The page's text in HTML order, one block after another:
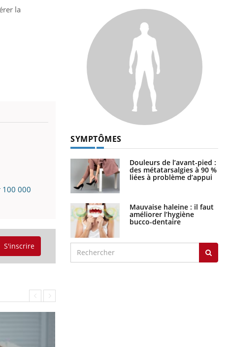
la
100 000
S'inscrire
SYMPTÔMES
Douleurs de l’avant-pied :
des métatarsalgies à 90 %
liées à problème d’appui
Mauvaise haleine : il faut
améliorer l’hygiène
bucco-dentaire